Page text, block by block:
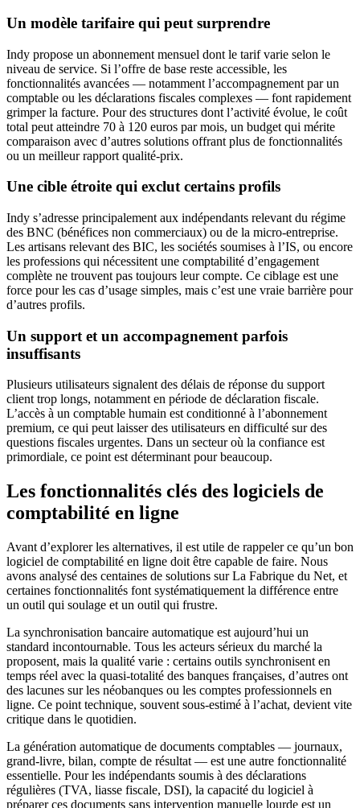
Un modèle tarifaire qui peut surprendre
Indy propose un abonnement mensuel dont le tarif varie selon le
niveau de service. Si l’offre de base reste accessible, les
fonctionnalités avancées — notamment l’accompagnement par un
comptable ou les déclarations fiscales complexes — font rapidement
grimper la facture. Pour des structures dont l’activité évolue, le coût
total peut atteindre 70 à 120 euros par mois, un budget qui mérite
comparaison avec d’autres solutions offrant plus de fonctionnalités
ou un meilleur rapport qualité-prix.
Une cible étroite qui exclut certains profils
Indy s’adresse principalement aux indépendants relevant du régime
des BNC (bénéfices non commerciaux) ou de la micro-entreprise.
Les artisans relevant des BIC, les sociétés soumises à l’IS, ou encore
les professions qui nécessitent une comptabilité d’engagement
complète ne trouvent pas toujours leur compte. Ce ciblage est une
force pour les cas d’usage simples, mais c’est une vraie barrière pour
d’autres profils.
Un support et un accompagnement parfois
insuffisants
Plusieurs utilisateurs signalent des délais de réponse du support
client trop longs, notamment en période de déclaration fiscale.
L’accès à un comptable humain est conditionné à l’abonnement
premium, ce qui peut laisser des utilisateurs en difficulté sur des
questions fiscales urgentes. Dans un secteur où la confiance est
primordiale, ce point est déterminant pour beaucoup.
Les fonctionnalités clés des logiciels de
comptabilité en ligne
Avant d’explorer les alternatives, il est utile de rappeler ce qu’un bon
logiciel de comptabilité en ligne doit être capable de faire. Nous
avons analysé des centaines de solutions sur La Fabrique du Net, et
certaines fonctionnalités font systématiquement la différence entre
un outil qui soulage et un outil qui frustre.
La synchronisation bancaire automatique est aujourd’hui un
standard incontournable. Tous les acteurs sérieux du marché la
proposent, mais la qualité varie : certains outils synchronisent en
temps réel avec la quasi-totalité des banques françaises, d’autres ont
des lacunes sur les néobanques ou les comptes professionnels en
ligne. Ce point technique, souvent sous-estimé à l’achat, devient vite
critique dans le quotidien.
La génération automatique de documents comptables — journaux,
grand-livre, bilan, compte de résultat — est une autre fonctionnalité
essentielle. Pour les indépendants soumis à des déclarations
régulières (TVA, liasse fiscale, DSI), la capacité du logiciel à
préparer ces documents sans intervention manuelle lourde est un